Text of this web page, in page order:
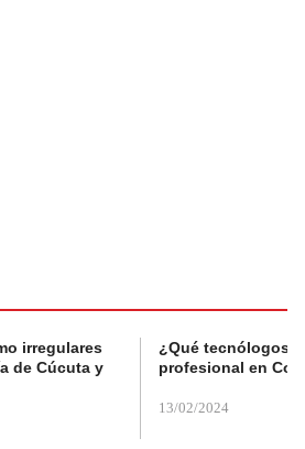
irregulares
de Cúcuta y
¿Qué tecnólogos
profesional en
13/02/2024